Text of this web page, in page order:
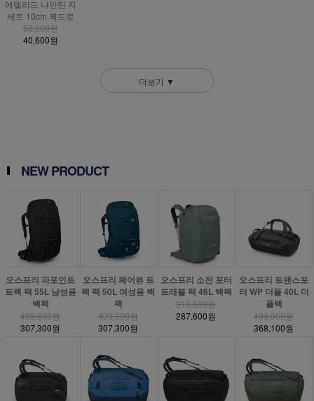
에델리드 나인틴 지
세트 10cm 퀵드로
58,000원
40,600원
더보기 ▼
NEW PRODUCT
오스프리 파포인트
트랙 팩 55L 남성용
백팩
439,000원
307,300원
오스프리 페어뷰 트
랙 팩 50L 여성용 백
팩
439,000원
307,300원
오스프리 소전 포터
트래블 팩 46L 백팩
319,500원
287,600원
오스프리 트랜스포
터 WP 더플 40L 더
플백
409,000원
368,100원